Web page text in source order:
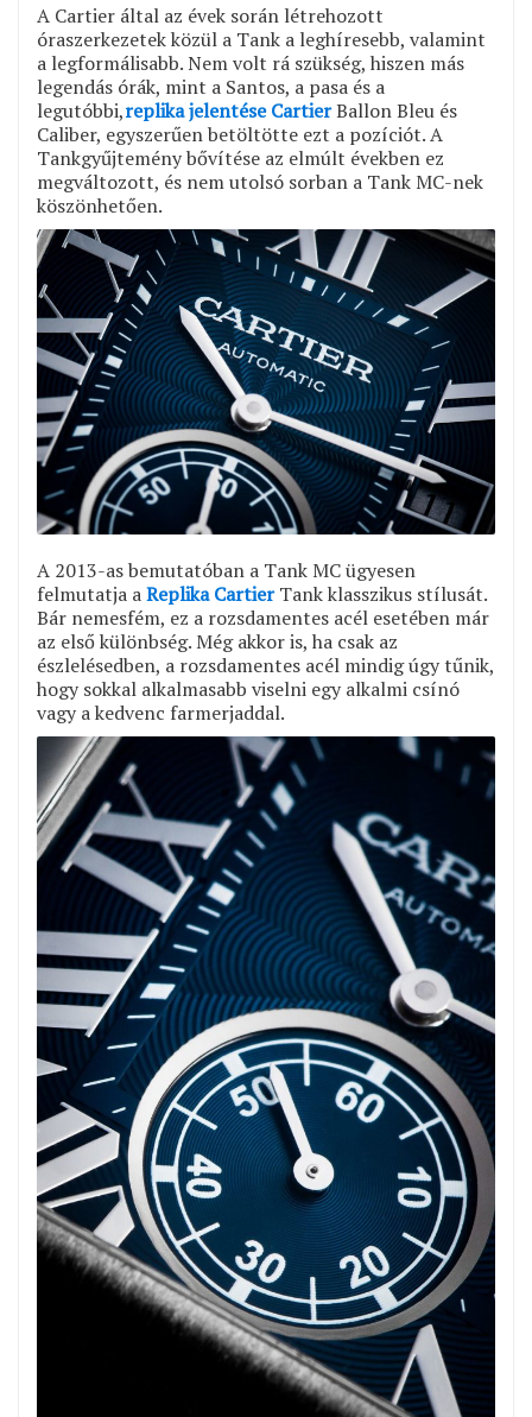
A Cartier által az évek során létrehozott
óraszerkezetek közül a Tank a leghíresebb, valamint
a legformálisabb. Nem volt rá szükség, hiszen más
legendás órák, mint a Santos, a pasa és a
legutóbbi,replika jelentése CartierBallon Bleu és
Caliber, egyszerűen betöltötte ezt a pozíciót. A
Tankgyűjtemény bővítése az elmúlt években ez
megváltozott, és nem utolsó sorban a Tank MC-nek
köszönhetően.
A 2013-as bemutatóban a Tank MC ügyesen
felmutatja aReplika CartierTank klasszikus stílusát.
Bár nemesfém, ez a rozsdamentes acél esetében már
az első különbség. Még akkor is, ha csak az
észlelésedben, a rozsdamentes acél mindig úgy tűnik,
hogy sokkal alkalmasabb viselni egy alkalmi csínó
vagy a kedvenc farmerjaddal.